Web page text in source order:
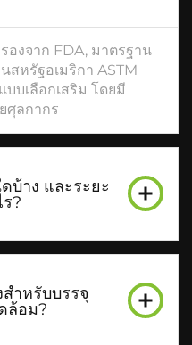
งจาก FDA, มาตรฐาน
สหรัฐอเมริกา ASTM
บบเลือกเสริม โดยมี
ศุลกากร
บ้าง และระยะ
?
ำหรับบรรจุ
ล้อม?